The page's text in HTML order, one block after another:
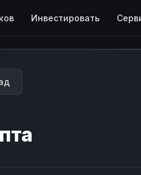
Инвестировать